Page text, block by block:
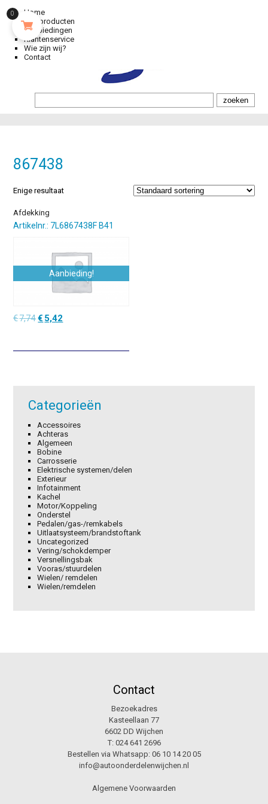
Home
Alle producten
Aanbiedingen
Klantenservice
Wie zijn wij?
Contact
867438
Enige resultaat
Afdekking
Artikelnr.: 7L6867438F B41
Aanbieding!
€7,74Oorspronkelijke
€7,74.
€ 5,42
€5,42.
Categorieën
Accessoires
Achteras
Algemeen
Bobine
Carrosserie
Elektrische systemen/delen
Exterieur
Infotainment
Kachel
Motor/Koppeling
Onderstel
Pedalen/gas-/remkabels
Uitlaatsysteem/brandstoftank
Uncategorized
Vering/schokdemper
Versnellingsbak
Vooras/stuurdelen
Wielen/ remdelen
Wielen/remdelen
Contact
Bezoekadres
Kasteellaan 77
6602 DD Wijchen
T: 024 641 2696
Bestellen via Whatsapp: 06 10 14 20 05
info@autoonderdelenwijchen.nl
Algemene Voorwaarden
0